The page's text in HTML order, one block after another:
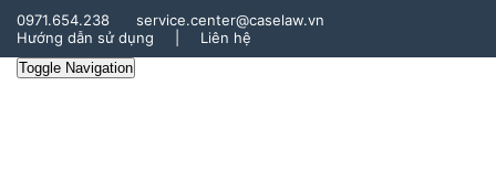
0971.654.238
service.center@caselaw.vn
Hướng dẫn sử dụng
Liên hệ
Toggle Navigation